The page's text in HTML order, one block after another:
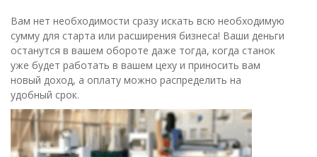
Вам нет необходимости сразу искать всю необходимую
сумму для старта или расширения бизнеса! Ваши деньги
останутся в вашем обороте даже тогда, когда станок
уже будет работать в вашем цеху и приносить вам
новый доход, а оплату можно распределить на
удобный срок.